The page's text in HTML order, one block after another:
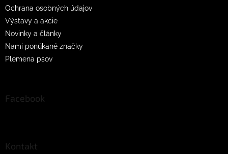
Ochrana osobných údajov
Výstavy a akcie
Novinky a články
Nami ponúkané značky
Plemena psov
Facebook
Kontakt